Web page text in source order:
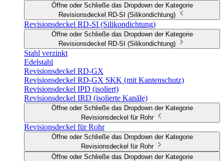
Öffne oder Schließe das Dropdown der Kategorie
Revisionsdeckel RD-SI (Silikondichtung)
Revisionsdeckel RD-SI (Silikondichtung)
Öffne oder Schließe das Dropdown der Kategorie
Revisionsdeckel RD-SI (Silikondichtung)
Stahl verzinkt
Edelstahl
Revisionsdeckel RD-GX
Revisionsdeckel RD-GX SKK (mit Kantenschutz)
Revisionsdeckel IPD (isoliert)
Revisionsdeckel IRD (isolierte Kanäle)
Öffne oder Schließe das Dropdown der Kategorie
Revisionsdeckel für Rohr
Revisionsdeckel für Rohr
Öffne oder Schließe das Dropdown der Kategorie
Revisionsdeckel für Rohr
Öffne oder Schließe das Dropdown der Kategorie